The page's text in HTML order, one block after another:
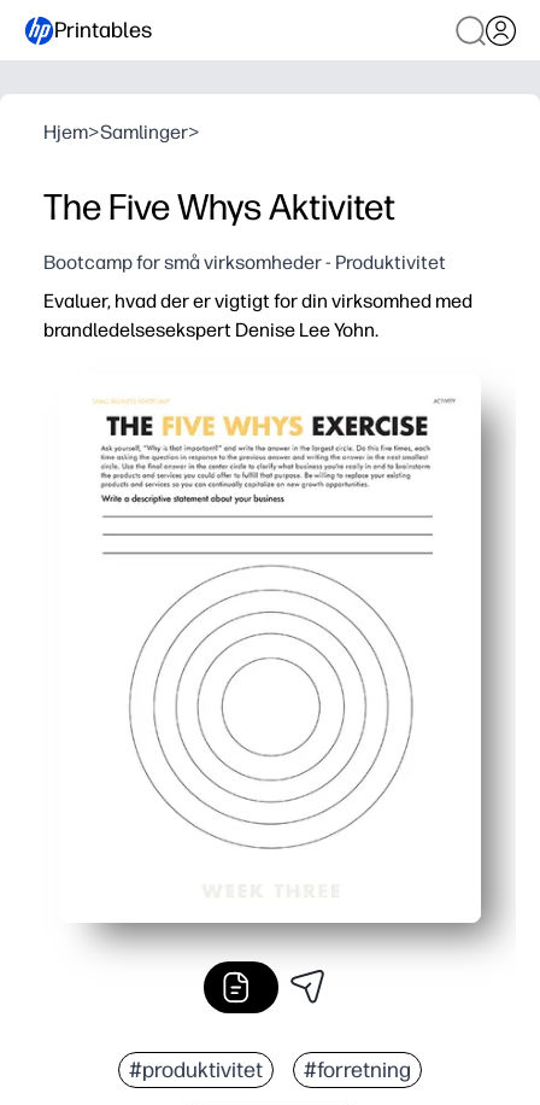
Printables
Hjem>Samlinger>
The Five Whys Aktivitet
Bootcamp for små virksomheder - Produktivitet
Evaluer, hvad der er vigtigt for din virksomhed med
brandledelsesekspert Denise Lee Yohn.
#produktivitet #forretning